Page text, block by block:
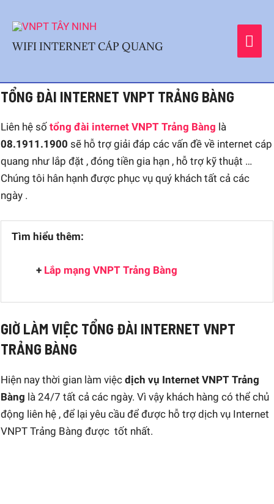
content
WIFI INTERNET CÁP QUANG
TỔNG ĐÀI INTERNET VNPT TRẢNG BÀNG
Liên hệ số tổng đài internet VNPT Trảng Bàng là
08.1911.1900 sẽ hỗ trợ giải đáp các vấn đề về internet cáp
quang như lắp đặt , đóng tiền gia hạn , hỗ trợ kỹ thuật …
Chúng tôi hân hạnh được phục vụ quý khách tất cả các
ngày .
Tìm hiểu thêm:
+ Lắp mạng VNPT Trảng Bàng
GIỜ LÀM VIỆC TỔNG ĐÀI INTERNET VNPT
TRẢNG BÀNG
Hiện nay thời gian làm việc dịch vụ Internet VNPT Trảng
Bàng là 24/7 tất cả các ngày. Vì vậy khách hàng có thể chủ
động liên hệ , để lại yêu cầu để được hỗ trợ dịch vụ Internet
VNPT Trảng Bàng được tốt nhất.
Post